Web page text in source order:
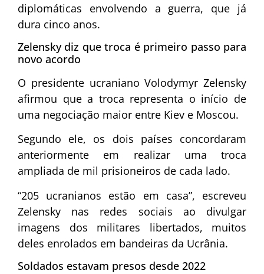
diplomáticas envolvendo a guerra, que já
dura cinco anos.
Zelensky diz que troca é primeiro passo para
novo acordo
O presidente ucranianoVolodymyr Zelensky
afirmou que a troca representa o início de
uma negociação maior entre Kiev e Moscou.
Segundo ele, os dois países concordaram
anteriormente em realizar uma troca
ampliada de mil prisioneiros de cada lado.
“205 ucranianos estão em casa”, escreveu
Zelensky nas redes sociais ao divulgar
imagens dos militares libertados, muitos
deles enrolados em bandeiras da Ucrânia.
Soldados estavam presos desde 2022